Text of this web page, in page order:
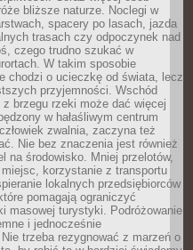
bliższe naturze. Noclegi w
spacery po lasach, jazda
trasach czy odpoczynek nad
czego trudno szukać w
W takim sposobie
chodzi o ucieczkę od świata, lecz
przyjemności. Wschód
z brzegu rzeki może dać więcej
w hałaśliwym centrum
zwalnia, zaczyna też
Nie bez znaczenia jest również
na środowisko. Mniej przelotów,
korzystanie z transportu
lokalnych przedsiębiorców
pomagają ograniczyć
masowej turystyki. Podróżowanie
i jednocześnie
trzeba rezygnować z marzeń o